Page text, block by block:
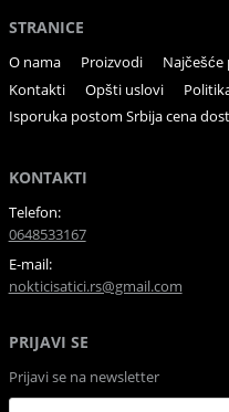
STRANICE
O nama Proizvodi Najčešće
Kontakti
Opšti uslovi
Isporuka postom Srbija cena
KONTAKTI
Telefon:
0648533167
E-mail:
nokticisatici.rs@gmail.com
PRIJAVI SE
Prijavi se na newsletter